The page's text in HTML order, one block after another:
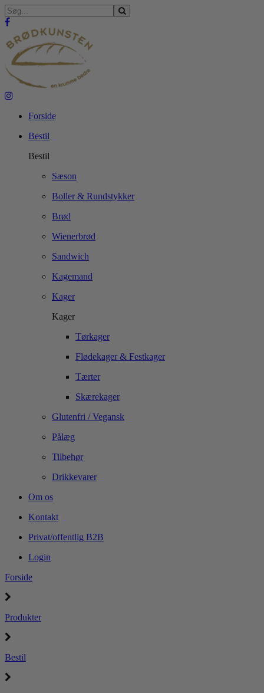
Forside
Bestil
Bestil
Sæson
Boller & Rundstykker
Brød
Wienerbrød
Sandwich
Kagemand
Kager
Kager
Tørkager
Flødekager & Festkager
Tærter
Skærekager
Glutenfri / Vegansk
Pålæg
Tilbehør
Drikkevarer
Om os
Kontakt
Privat/offentlig B2B
Login
Forside
Produkter
Bestil